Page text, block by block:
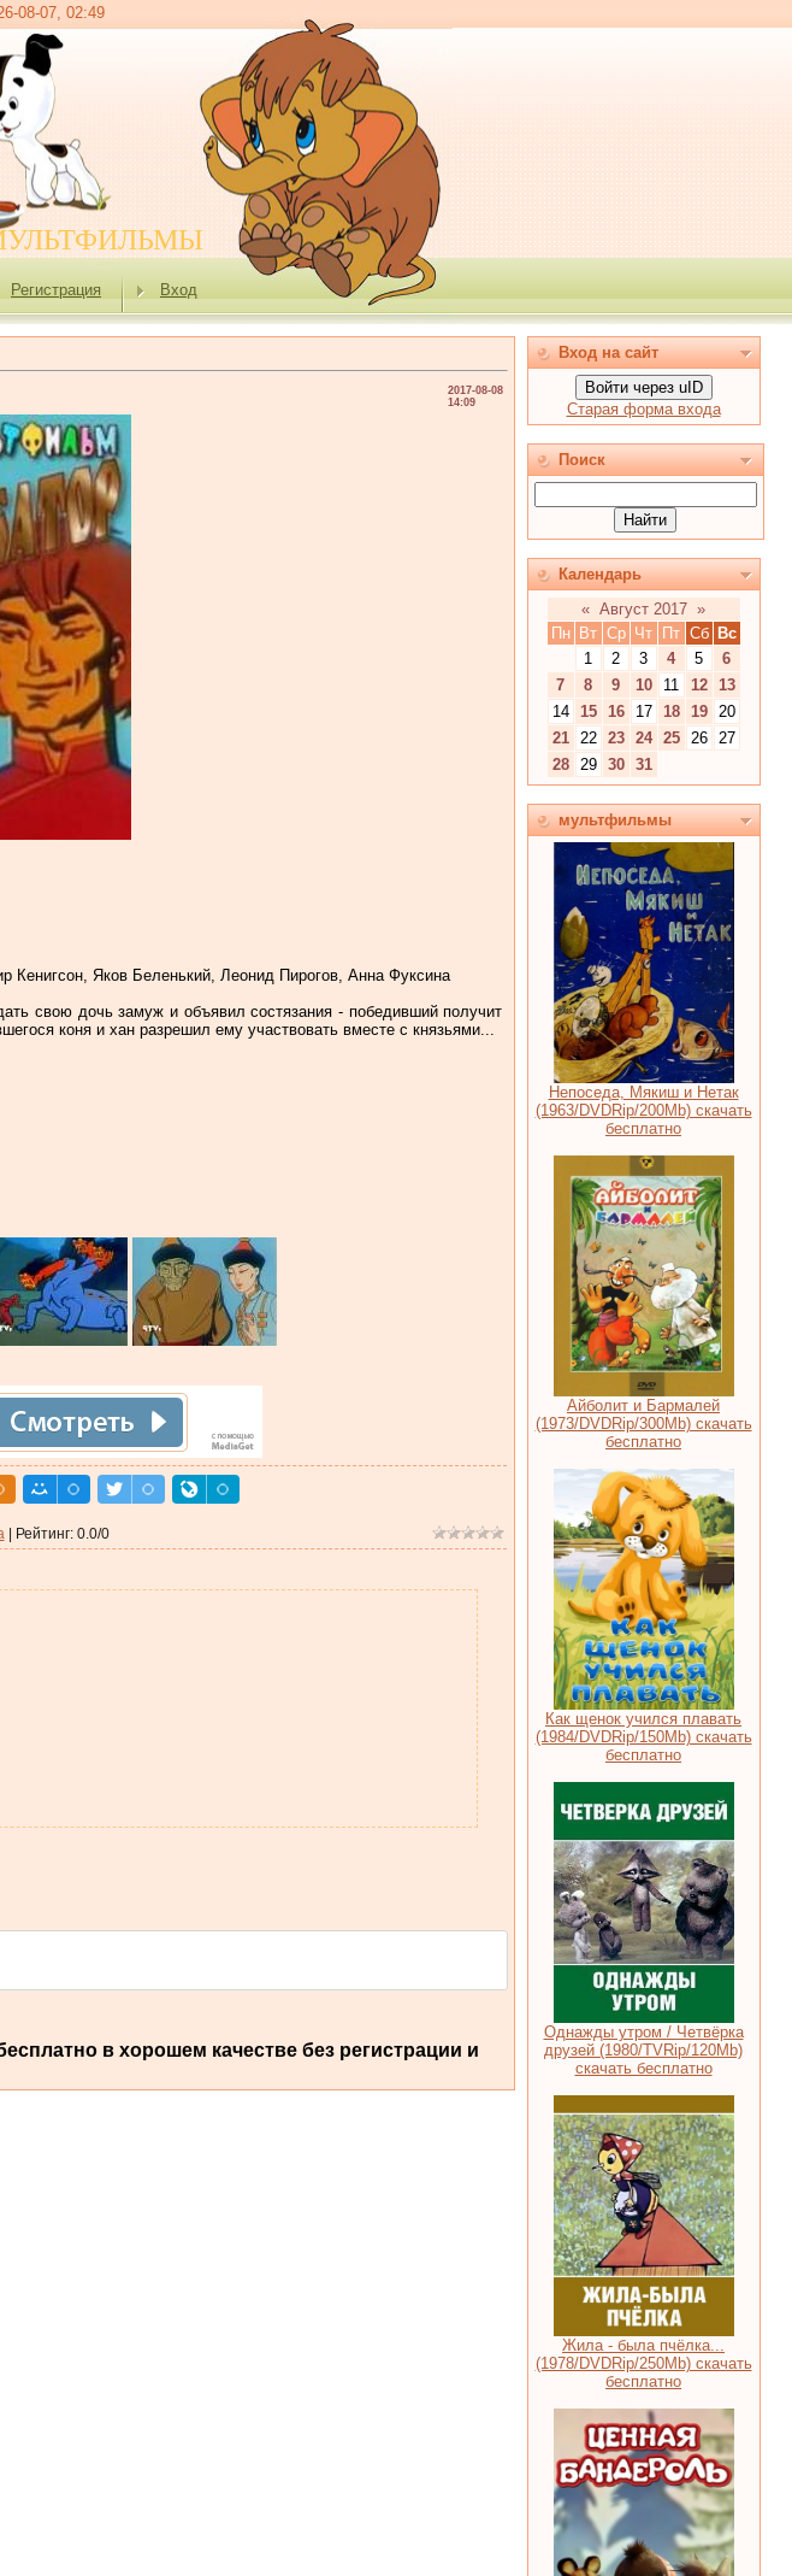
08-07, 02:49
Регистрация Вход
2017-08-08
14:09
Яков Беленький, Леонид Пирогов, Анна Фуксина
свою дочь замуж и объявил состязания - победивший получит
коня и хан разрешил ему участвовать вместе с князьями...
Рейтинг: 0.0/0
в хорошем качестве без регистрации и
Вход на сайт
Войти через uID
Старая форма входа
Поиск
Календарь
« Август 2017 »
Пн
Вт Ср Чт Пт Сб
Вс
1
2 3 4 5
6
7
8 9 10 11 12
13
14
15 16 17 18 19
20
21
22 23 24 25 26
27
28
29 30 31
мультфильмы
Непоседа, Мякиш и Нетак
(1963/DVDRip/200Mb) скачать
бесплатно
Айболит и Бармалей
(1973/DVDRip/300Mb) скачать
бесплатно
Как щенок учился плавать
(1984/DVDRip/150Mb) скачать
бесплатно
Однажды утром / Четвёрка
друзей (1980/TVRip/120Mb)
скачать бесплатно
Жила - была пчёлка...
(1978/DVDRip/250Mb) скачать
бесплатно